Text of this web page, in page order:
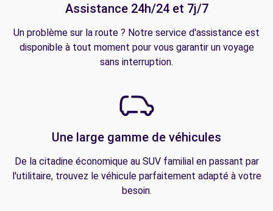
Assistance 24h/24 et 7j/7
Un problème sur la route ? Notre service d'assistance est
disponible à tout moment pour vous garantir un voyage
sans interruption.
Une large gamme de véhicules
De la citadine économique au SUV familial en passant par
l'utilitaire, trouvez le véhicule parfaitement adapté à votre
besoin.